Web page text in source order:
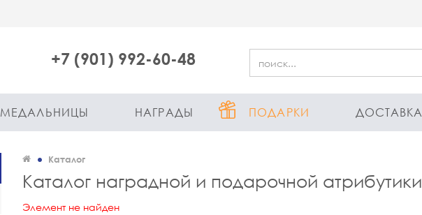
+7 (901) 992-60-48
МЕДАЛЬНИЦЫ НАГРАДЫ ПОДАРКИ ДОСТАВКА
Каталог
Каталог наградной и подарочной атрибутики
Элемент не найден